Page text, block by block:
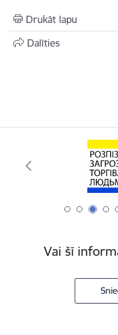
Drukāt lapu
Dalīties
Vai šī